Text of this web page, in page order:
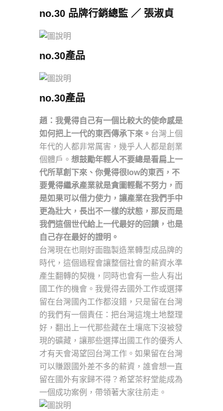
no.30 品牌行銷總監 ／ 張淑貞
no.30產品
no.30產品
趙：我覺得自己有一個比較大的使命感是
如何把上一代的東西傳承下來。 台灣上個
年代的人都非常厲害，幾乎人人都是創業
個體戶。 想鼓勵年輕人不要總是看扁上一
代所草創下來、你覺得很low的東西，不
要覺得繼承產業就是貪圖輕鬆不努力，而
是如果可以借力使力，讓產業在我們手中
更為壯大，長出不一樣的狀態，那反而是
我們這個世代給上一代最好的回饋，也是
自己存在最好的證明。
台灣現在也剛好面臨製造業轉型成品牌的
時代，這個過程會讓整個社會的薪資水準
產生翻轉的契機，同時也會有一些人有出
國工作的機會。我覺得去國外工作或選擇
留在台灣國內工作都沒錯，只是留在台灣
的我們有一個責任：把台灣這塊土地整理
好，翻出上一代那些藏在土壤底下沒被發
現的礦藏，讓那些選擇出國工作的優秀人
才有天會渴望回台灣工作。如果留在台灣
可以賺跟國外差不多的薪資，誰會想一直
留在國外有家歸不得？希望茶籽堂能成為
一個成功案例，帶領著大家往前走。